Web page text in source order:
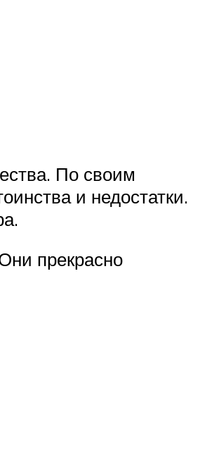
По своим
и недостатки.
прекрасно